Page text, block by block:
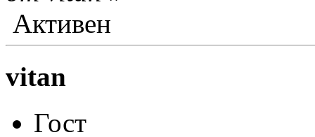
Активен
vitan
Гост